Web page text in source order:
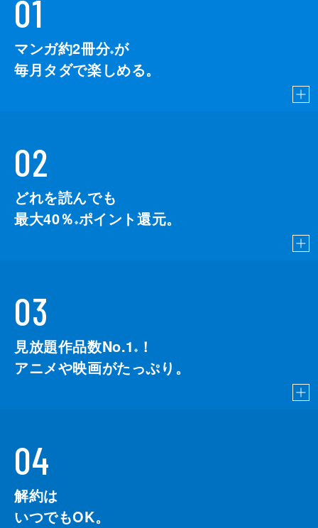
01
マンガ約2冊分※が
毎月タダで楽しめる。
02
どれを読んでも
最大40％ ※ポイント還元。
03
見放題作品数No.1 ※
！
アニメや映画がたっぷり。
04
解約は
いつでもOK。